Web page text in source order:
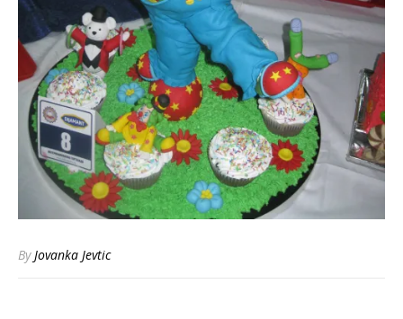
ByJovanka Jevtic